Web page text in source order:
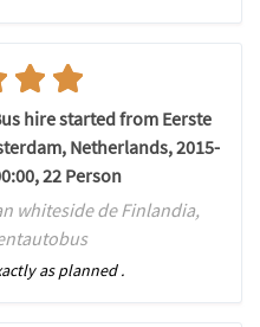
hire started from Eerste
Netherlands, 2015-
22 Person
whiteside de Finlandia,
as planned .